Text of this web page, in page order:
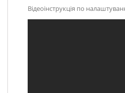
Відеоінструкція по